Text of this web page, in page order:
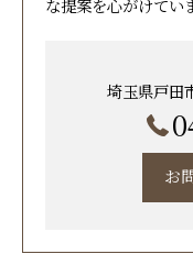
埼玉県戸田
お